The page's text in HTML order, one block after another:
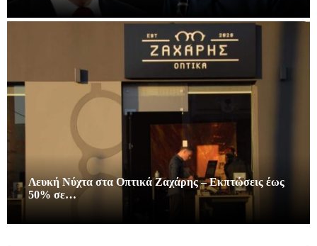
Λευκή Νύχτα στα Οπτικά Ζαχάρης – Εκπτώσεις έως
50% σε…